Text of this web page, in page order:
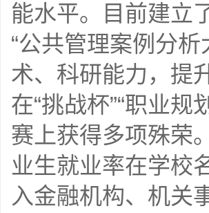
能水平。目前建立
“公共管理案例分析
术、科研能力，提
在“挑战杯”“职业规
赛上获得多项殊荣
业生就业率在学校
入金融机构、机关